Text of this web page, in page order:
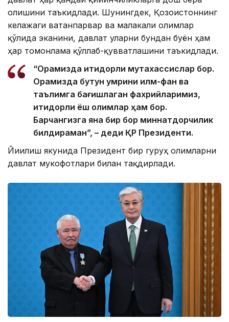
олишини таъкидлади. Шунингдек, Қозоғистоннинг
келажаги ватанпарвар ва малакали олимлар
қўлида эканини, давлат уларни бундан буён ҳам
ҳар томонлама қўллаб-қувватлашини таъкидлади.
“Орамизда иқтидорли мутахассислар бор.
Орамизда бутун умрини илм-фан ва
таълимга бағишлаган фахрийларимиз,
иқтидорли ёш олимлар ҳам бор.
Барчангизга яна бир бор миннатдорчилик
билдираман”, – деди ҚР Президенти.
Йиғилиш якунида Президент бир гуруҳ олимларни
давлат мукофотлари билан тақдирлади.